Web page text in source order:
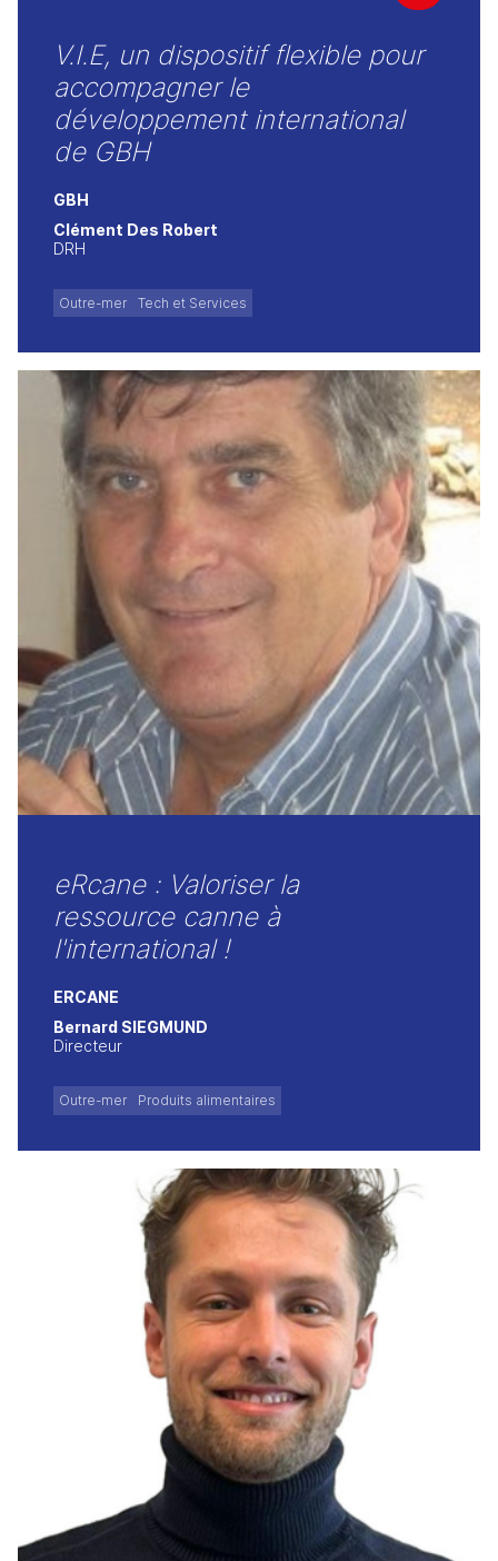
V.I.E, un dispositif flexible pour
accompagner le
développement international
de GBH
GBH
Clément Des Robert
DRH
Outre-mer Tech et Services
eRcane : Valoriser la
ressource canne à
l'international !
ERCANE
Bernard SIEGMUND
Directeur
Outre-mer Produits alimentaires